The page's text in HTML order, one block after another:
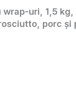
uri, 1,5 kg,
porc și